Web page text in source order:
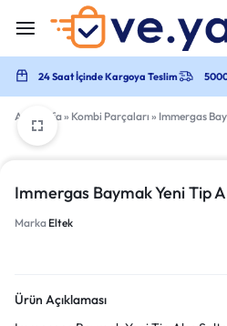
24 Saat İçinde Kargoya Teslim
Anasayfa» Kombi Parçaları » Immergas
Immergas Baymak Yeni Tip
Marka Eltek
Ürün Açıklaması